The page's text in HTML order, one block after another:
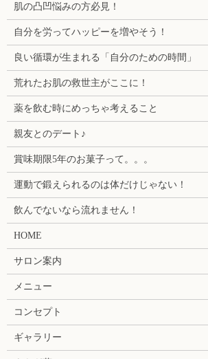
肌の凸凹悩みの方必見！
自分を労ってハッピーを増やそう！
良い循環が生まれる「自分のための時間」
荒れたお肌の救世主がここに！
薬を飲む時にめっちゃ考えること
親友とのデート♪
賞味期限5年のお菓子って。。。
運動で鍛えられるのは体だけじゃない！
飲んでないなら流れません！
HOME
サロン案内
メニュー
コンセプト
ギャラリー